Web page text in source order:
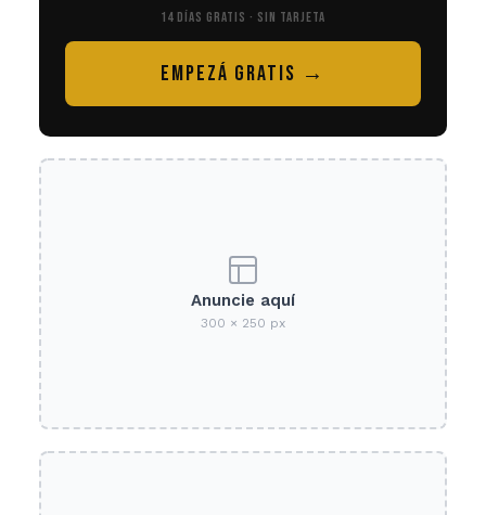
14 DÍAS GRATIS · SIN TARJETA
EMPEZÁ GRATIS →
Anuncie aquí
300 × 250 px